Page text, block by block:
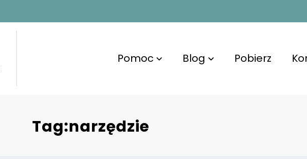
Pomoc Blog Pobierz
Tag:narzędzie